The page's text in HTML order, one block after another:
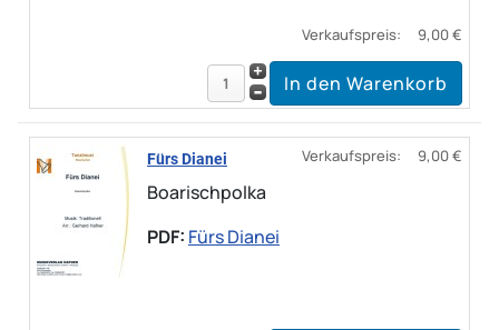
Verkaufspreis: 9,00 €
Fürs Dianei
Boarischpolka
PDF: Fürs Dianei
Verkaufspreis: 9,00 €